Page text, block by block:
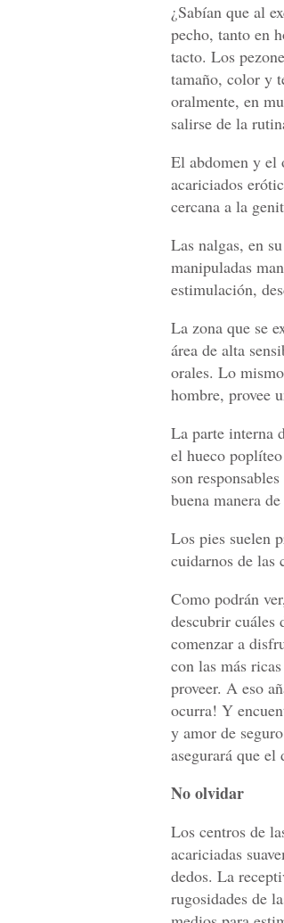
¿Sabían que al
pecho, tanto en
tacto. Los
tamaño, color y
oralmente, en
salirse de la
El abdomen y el
acariciados
cercana a la
Las nalgas, en
manipuladas
estimulación,
La zona que se
área de alta
orales. Lo
hombre, provee
La parte interna
el hueco
son
buena manera
Los pies suelen
cuidarnos de las
Como podrán
descubrir cuáles
comenzar a
con las más
proveer. A eso
ocurra! Y
y amor de
asegurará que
No olvidar
Los centros de
acariciadas
dedos. La
rugosidades de